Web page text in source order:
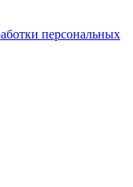
персональных